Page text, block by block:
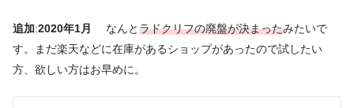
追加:2020年1月 なんと ラドクリフの廃盤が決まったみたいで
す。まだ楽天などに在庫があるショップがあったので試したい
方、欲しい方はお早めに。